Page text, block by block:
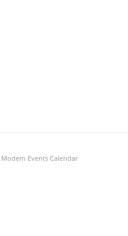
Modern Events Calendar